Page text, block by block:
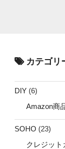
カテゴリ
DIY (6)
Amazon商
SOHO (23)
クレジット